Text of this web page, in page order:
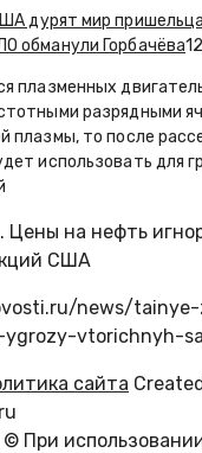
дурят мир
обманули Горбачёва
плазменных
разрядными
плазмы, то после
использовать для
Цены на нефть
США
news/
vtorichnyh-
сайта
При